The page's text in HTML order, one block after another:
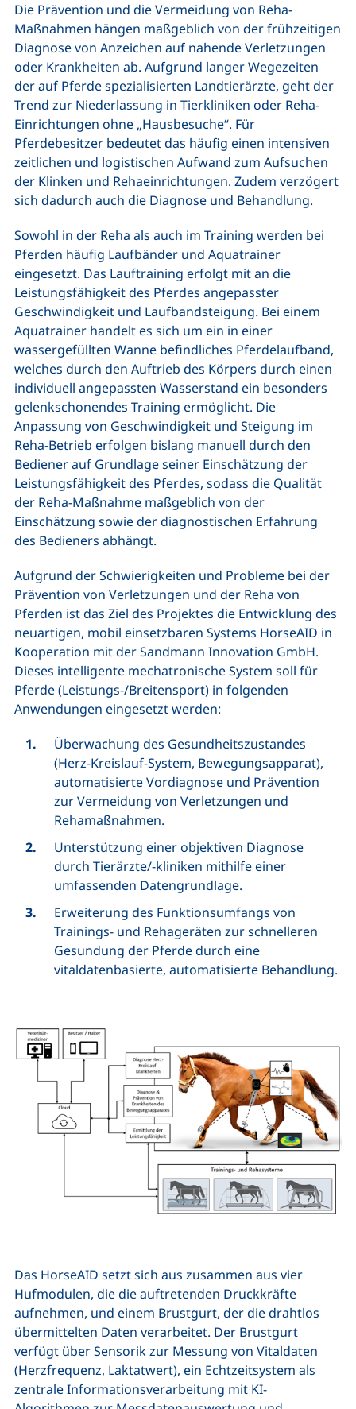
Die Prävention und die Vermeidung von Reha-
Maßnahmen hängen maßgeblich von der frühzeitigen
Diagnose von Anzeichen auf nahende Verletzungen
oder Krankheiten ab. Aufgrund langer Wegezeiten
der auf Pferde spezialisierten Landtierärzte, geht der
Trend zur Niederlassung in Tierkliniken oder Reha-
Einrichtungen ohne „Hausbesuche“. Für
Pferdebesitzer bedeutet das häufig einen intensiven
zeitlichen und logistischen Aufwand zum Aufsuchen
der Klinken und Rehaeinrichtungen. Zudem verzögert
sich dadurch auch die Diagnose und Behandlung.
Sowohl in der Reha als auch im Training werden bei
Pferden häufig Laufbänder und Aquatrainer
eingesetzt. Das Lauftraining erfolgt mit an die
Leistungsfähigkeit des Pferdes angepasster
Geschwindigkeit und Laufbandsteigung. Bei einem
Aquatrainer handelt es sich um ein in einer
wassergefüllten Wanne befindliches Pferdelaufband,
welches durch den Auftrieb des Körpers durch einen
individuell angepassten Wasserstand ein besonders
gelenkschonendes Training ermöglicht. Die
Anpassung von Geschwindigkeit und Steigung im
Reha-Betrieb erfolgen bislang manuell durch den
Bediener auf Grundlage seiner Einschätzung der
Leistungsfähigkeit des Pferdes, sodass die Qualität
der Reha-Maßnahme maßgeblich von der
Einschätzung sowie der diagnostischen Erfahrung
des Bedieners abhängt.
Aufgrund der Schwierigkeiten und Probleme bei der
Prävention von Verletzungen und der Reha von
Pferden ist das Ziel des Projektes die Entwicklung des
neuartigen, mobil einsetzbaren Systems HorseAID in
Kooperation mit der Sandmann Innovation GmbH.
Dieses intelligente mechatronische System soll für
Pferde (Leistungs-/Breitensport) in folgenden
Anwendungen eingesetzt werden:
Überwachung des Gesundheitszustandes
(Herz-Kreislauf-System, Bewegungsapparat),
automatisierte Vordiagnose und Prävention
zur Vermeidung von Verletzungen und
Rehamaßnahmen.
Unterstützung einer objektiven Diagnose
durch Tierärzte/-kliniken mithilfe einer
umfassenden Datengrundlage.
Erweiterung des Funktionsumfangs von
Trainings- und Rehageräten zur schnelleren
Gesundung der Pferde durch eine
vitaldatenbasierte, automatisierte Behandlung.
Das HorseAID setzt sich aus zusammen aus vier
Hufmodulen, die die auftretenden Druckkräfte
aufnehmen, und einem Brustgurt, der die drahtlos
übermittelten Daten verarbeitet. Der Brustgurt
verfügt über Sensorik zur Messung von Vitaldaten
(Herzfrequenz, Laktatwert), ein Echtzeitsystem als
zentrale Informationsverarbeitung mit KI-